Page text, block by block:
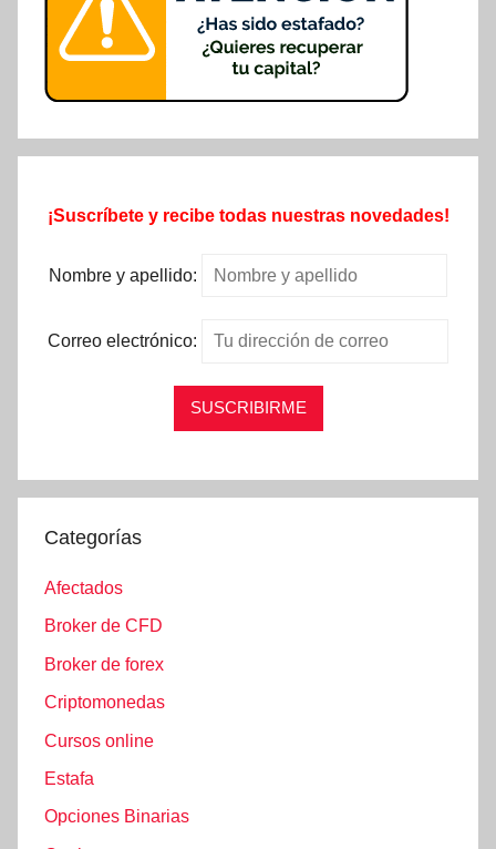
¡Suscríbete y recibe todas nuestras novedades!
Nombre y apellido:
Correo electrónico:
Categorías
Afectados
Broker de CFD
Broker de forex
Criptomonedas
Cursos online
Estafa
Opciones Binarias